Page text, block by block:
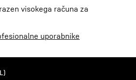
visokega računa za
uporabnike